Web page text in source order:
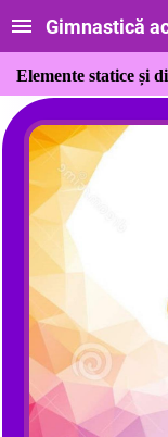
Gimnastică
Elemente statice și